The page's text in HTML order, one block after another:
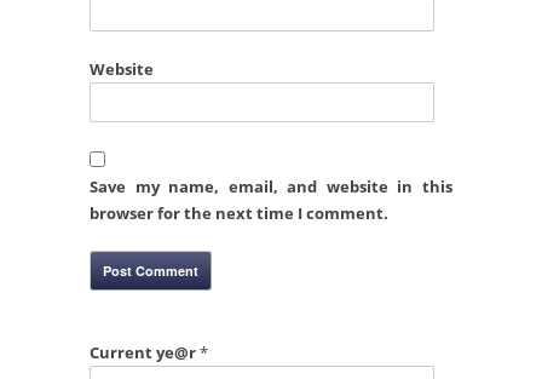
Website
Save my name, email, and website in this
browser for the next time I comment.
Current ye@r*